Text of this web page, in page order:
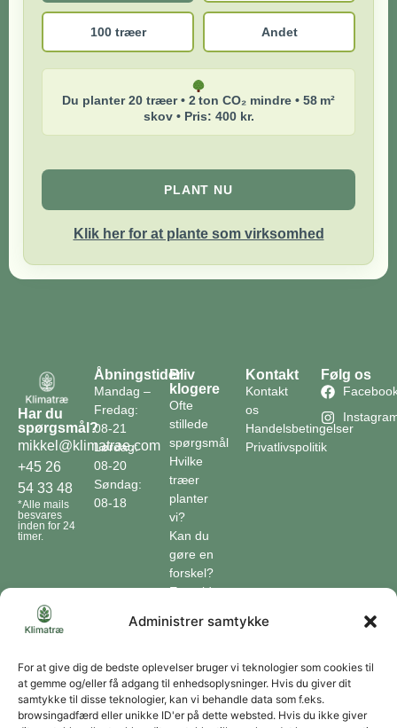
Administrer samtykke
For at give dig de bedste oplevelser bruger vi teknologier som cookies til
at gemme og/eller få adgang til enhedsoplysninger. Hvis du giver dit
samtykke til disse teknologier, kan vi behandle data som f.eks.
browsingadfærd eller unikke ID'er på dette websted. Hvis du ikke giver
100 træer Andet
Du planter 20 træer • 2 ton CO₂ mindre • 58 m²
skov • Pris: 400 kr.
PLANT NU
Klik her for at plante som virksomhed
Har du
spørgsmål?
mikkel@klimatrae.com
+45 26
54 33 48
*Alle mails
besvares
inden for 24
timer.
Åbningstider
Mandag –
Fredag:
08-21
Lørdag:
08-20
Søndag:
08-18
Bliv
klogere
Ofte
stillede
spørgsmål
Hvilke
træer
planter
vi?
Kan du
gøre en
forskel?
En guide
Klimaordbogen
optager
træer
co2?
Kontakt
Kontakt
os
Handelsbetingelser
Privatlivspolitik
Følg os